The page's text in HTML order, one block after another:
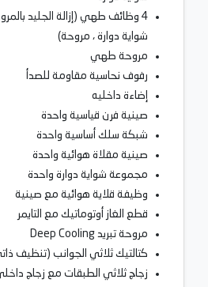
4 وظائف طهي (إزالة الجليد
شواية دوارة ، مروحة)
مروحة طهي
رفوف نحاسية مقاومة للصدأ
إضاءة داخليه
صينية فرن قياسية واحدة
شبكة سلك أساسية واحدة
صينية مقلاة هوائية واحدة
مجموعة شواية دوارة واحدة
وظيفة قلاية هوائية مع صينية
قطع الغاز أوتوماتيك مع التايمر
مروحة تبريد Deep Cooling
كتالتيك ثلاثي الجوانب (تنظيف
زجاج ثلاثي الطبقات مع زجاج